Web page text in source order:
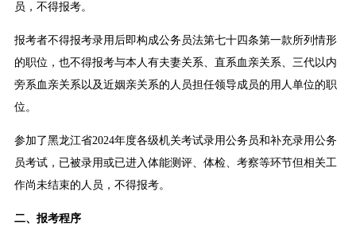
员，不得报考。
报考者不得报考录用后即构成公务员法第七十四条第一款所列情形
的职位，也不得报考与本人有夫妻关系、直系血亲关系、三代以内
旁系血亲关系以及近姻亲关系的人员担任领导成员的用人单位的职
位。
参加了黑龙江省2024年度各级机关考试录用公务员和补充录用公务
员考试，已被录用或已进入体能测评、体检、考察等环节但相关工
作尚未结束的人员，不得报考。
二、报考程序